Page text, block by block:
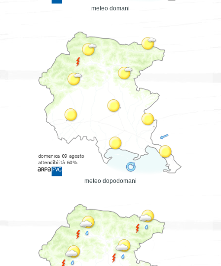
meteo domani
meteo dopodomani